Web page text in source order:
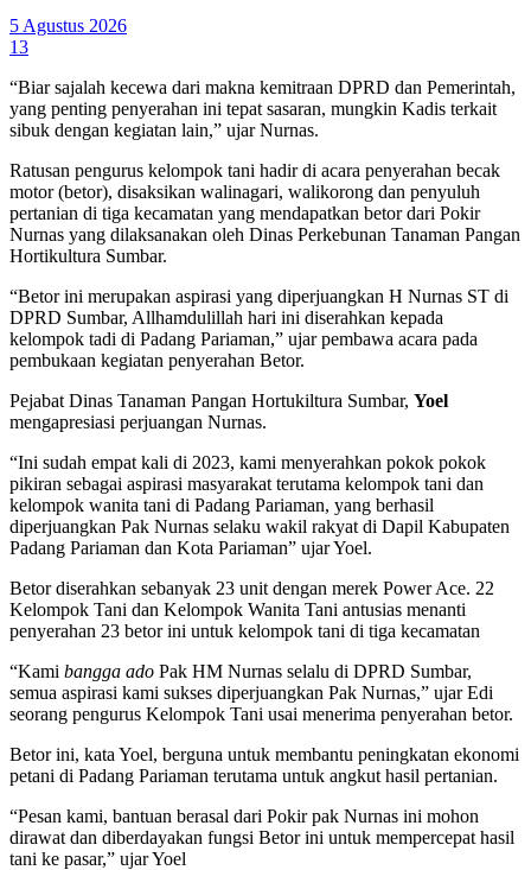
5 Agustus 2026
13
“Biar sajalah kecewa dari makna kemitraan DPRD dan Pemerintah,
yang penting penyerahan ini tepat sasaran, mungkin Kadis terkait
sibuk dengan kegiatan lain,” ujar Nurnas.
Ratusan pengurus kelompok tani hadir di acara penyerahan becak
motor (betor), disaksikan walinagari, walikorong dan penyuluh
pertanian di tiga kecamatan yang mendapatkan betor dari Pokir
Nurnas yang dilaksanakan oleh Dinas Perkebunan Tanaman Pangan
Hortikultura Sumbar.
“Betor ini merupakan aspirasi yang diperjuangkan H Nurnas ST di
DPRD Sumbar, Allhamdulillah hari ini diserahkan kepada
kelompok tadi di Padang Pariaman,” ujar pembawa acara pada
pembukaan kegiatan penyerahan Betor.
Pejabat Dinas Tanaman Pangan Hortukiltura Sumbar, Yoel
mengapresiasi perjuangan Nurnas.
“Ini sudah empat kali di 2023, kami menyerahkan pokok pokok
pikiran sebagai aspirasi masyarakat terutama kelompok tani dan
kelompok wanita tani di Padang Pariaman, yang berhasil
diperjuangkan Pak Nurnas selaku wakil rakyat di Dapil Kabupaten
Padang Pariaman dan Kota Pariaman” ujar Yoel.
Betor diserahkan sebanyak 23 unit dengan merek Power Ace. 22
Kelompok Tani dan Kelompok Wanita Tani antusias menanti
penyerahan 23 betor ini untuk kelompok tani di tiga kecamatan
“Kami bangga ado Pak HM Nurnas selalu di DPRD Sumbar,
semua aspirasi kami sukses diperjuangkan Pak Nurnas,” ujar Edi
seorang pengurus Kelompok Tani usai menerima penyerahan betor.
Betor ini, kata Yoel, berguna untuk membantu peningkatan ekonomi
petani di Padang Pariaman terutama untuk angkut hasil pertanian.
“Pesan kami, bantuan berasal dari Pokir pak Nurnas ini mohon
dirawat dan diberdayakan fungsi Betor ini untuk mempercepat hasil
tani ke pasar,” ujar Yoel